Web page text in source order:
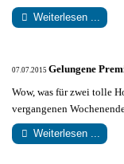
Weiterlesen ...
07.07.2015 Gelungene
Wow, was für zwei tolle
vergangenen
Weiterlesen ...